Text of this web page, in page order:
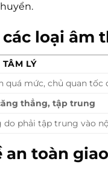
các loại
LÝ
quá mức, chủ quan tốc
thẳng, tập trung
do phải tập trung vào
an toàn